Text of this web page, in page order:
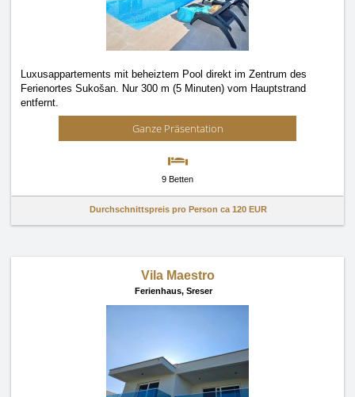
Luxusappartements mit beheiztem Pool direkt im Zentrum des
Ferienortes Sukošan. Nur 300 m (5 Minuten) vom Hauptstrand
entfernt.
Ganze Präsentation
9 Betten
Durchschnittspreis pro Person ca 120 EUR
Vila Maestro
Ferienhaus, Sreser